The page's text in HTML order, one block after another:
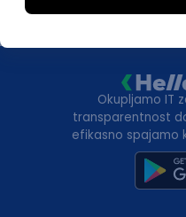
Okupljamo IT
transparentnost
efikasno spajamo